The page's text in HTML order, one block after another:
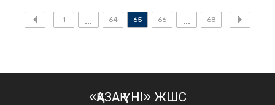
1 64 65 66 68
«ҚАЗАҚ ҮНІ» ЖШС